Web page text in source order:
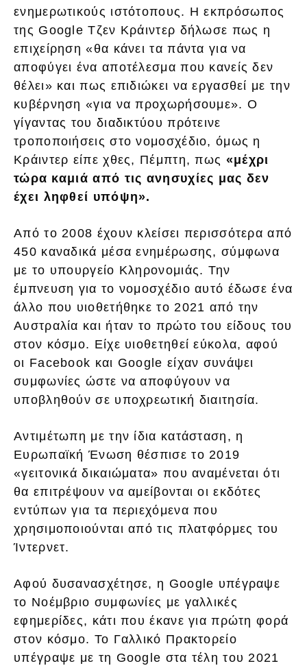
ενημερωτικούς ιστότοπους. Η εκπρόσωπος
της Google Τζεν Κράιντερ δήλωσε πως η
επιχείρηση «θα κάνει τα πάντα για να
αποφύγει ένα αποτέλεσμα που κανείς δεν
θέλει» και πως επιδιώκει να εργασθεί με την
κυβέρνηση «για να προχωρήσουμε». Ο
γίγαντας του διαδικτύου πρότεινε
τροποποιήσεις στο νομοσχέδιο, όμως η
Κράιντερ είπε χθες, Πέμπτη, πως «μέχρι
τώρα καμιά από τις ανησυχίες μας δεν
έχει ληφθεί υπόψη».
Από το 2008 έχουν κλείσει περισσότερα από
450 καναδικά μέσα ενημέρωσης, σύμφωνα
με το υπουργείο Κληρονομιάς. Την
έμπνευση για το νομοσχέδιο αυτό έδωσε ένα
άλλο που υιοθετήθηκε το 2021 από την
Αυστραλία και ήταν το πρώτο του είδους του
στον κόσμο. Είχε υιοθετηθεί εύκολα, αφού
οι Facebook και Google είχαν συνάψει
συμφωνίες ώστε να αποφύγουν να
υποβληθούν σε υποχρεωτική διαιτησία.
Αντιμέτωπη με την ίδια κατάσταση, η
Ευρωπαϊκή Ένωση θέσπισε το 2019
«γειτονικά δικαιώματα» που αναμένεται ότι
θα επιτρέψουν να αμείβονται οι εκδότες
εντύπων για τα περιεχόμενα που
χρησιμοποιούνται από τις πλατφόρμες του
Ίντερνετ.
Αφού δυσανασχέτησε, η Google υπέγραψε
το Νοέμβριο συμφωνίες με γαλλικές
εφημερίδες, κάτι που έκανε για πρώτη φορά
στον κόσμο. Το Γαλλικό Πρακτορείο
υπέγραψε με τη Google στα τέλη του 2021